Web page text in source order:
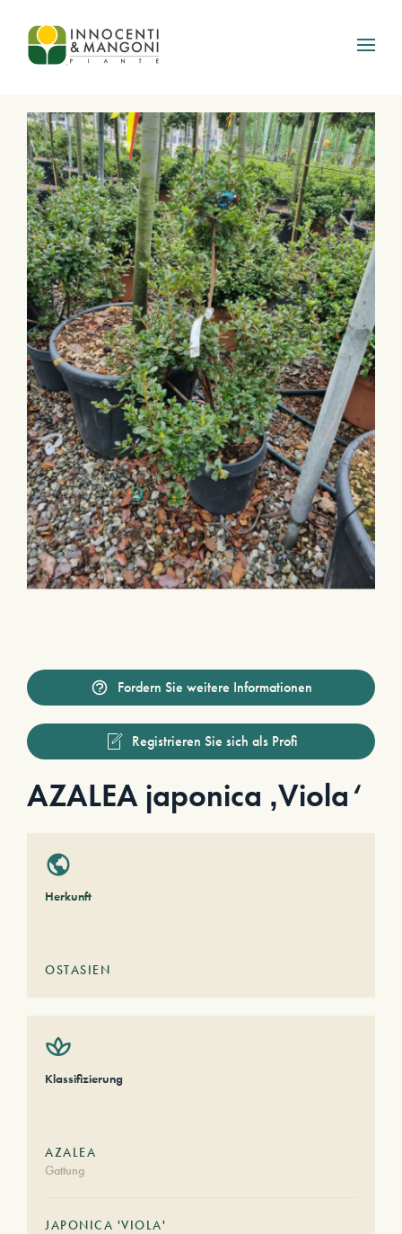
Skip to main content
Fordern Sie weitere Informationen
Registrieren Sie sich als Profi
AZALEA japonica ‚Viola‘
Herkunft
OSTASIEN
Klassifizierung
AZALEA
Gattung
JAPONICA 'VIOLA'